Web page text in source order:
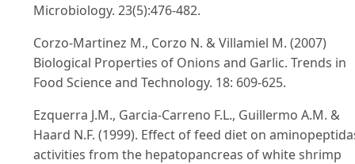
Microbiology. 23(5):476-482.
Corzo-Martinez M., Corzo N. & Villamiel M. (2007)
Biological Properties of Onions and Garlic. Trends in
Food Science and Technology. 18: 609-625.
Ezquerra J.M., Garcia-Carreno F.L., Guillermo A.M. &
Haard N.F. (1999). Effect of feed diet on
activities from the hepatopancreas of white shrimp